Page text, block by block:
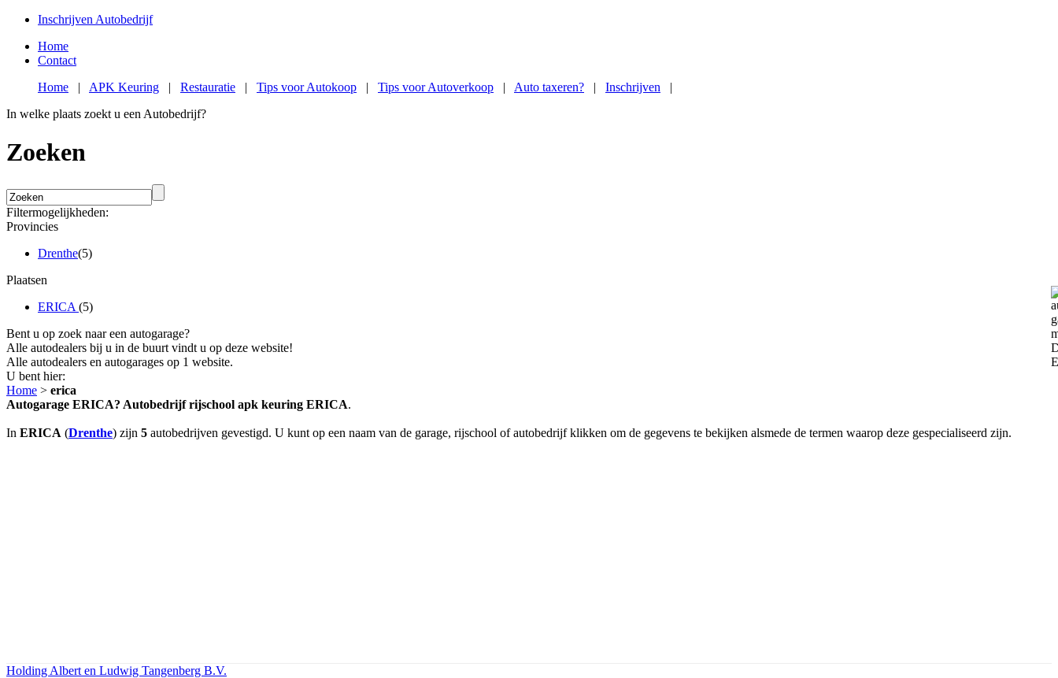
Inschrijven Autobedrijf
Home
Contact
Home | APK Keuring | Restauratie | Tips voor Autokoop | Tips voor Autoverkoop | Auto taxeren? | Inschrijven |
In welke plaats zoekt u een Autobedrijf?
Zoeken
Filtermogelijkheden:
Provincies
Drenthe(5)
Plaatsen
ERICA (5)
Bent u op zoek naar een autogarage?
Alle autodealers bij u in de buurt vindt u op deze website!
Alle autodealers en autogarages op 1 website.
U bent hier:
Home > erica
Autogarage ERICA? Autobedrijf rijschool apk keuring ERICA.
In ERICA (Drenthe) zijn 5 autobedrijven gevestigd. U kunt op een naam van de garage, rijschool of autobedrijf klikken om de gegevens te bekijken alsmede de termen waarop deze gespecialiseerd zijn.
Holding Albert en Ludwig Tangenberg B.V.